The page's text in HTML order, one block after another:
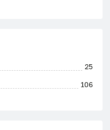
25
106